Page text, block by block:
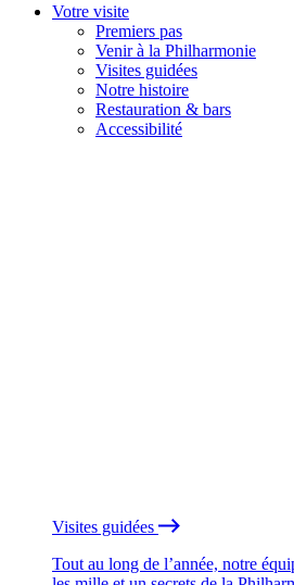
Votre visite
Premiers pas
Venir à la Philharmonie
Visites guidées
Notre histoire
Restauration & bars
Accessibilité
Visites guidées
Tout au long de l’année, notre